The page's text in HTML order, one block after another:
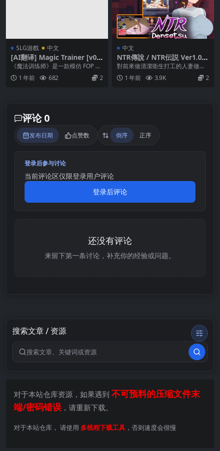
SLG游戲 中文
[AI翻译] Magic Trainer [v0.
4]《魔法训练师》是一款模仿 FOP 的
游戏。 你将扮演一个神秘的蒙面
人，他来自一个...
1 年前 682 2
中文
NTR傳說 / NTR伝説 Ver1.0.2
[官方繁中]
對前來做清潔衛生打工的人妻做一
些色色的惡作劇點數色情類比類模
擬遊戲 化為被叫做「...
1 年前 3.9K 2
评论 0
发布日期 点赞数 倒序 正序
登录后参与讨论
当前评论区仅限登录用户评论
登录后评论
还没有评论
来留下第一条讨论，补充你的经验或问题。
搜索文章 / 资源
搜索关键词
对于本站仓库资源，如果遇到 不可预料的压缩文件末
端/密码错误 ，请重新下载。
对于本站仓库， 请使用 多线程下载工具 ，否则速度会很慢